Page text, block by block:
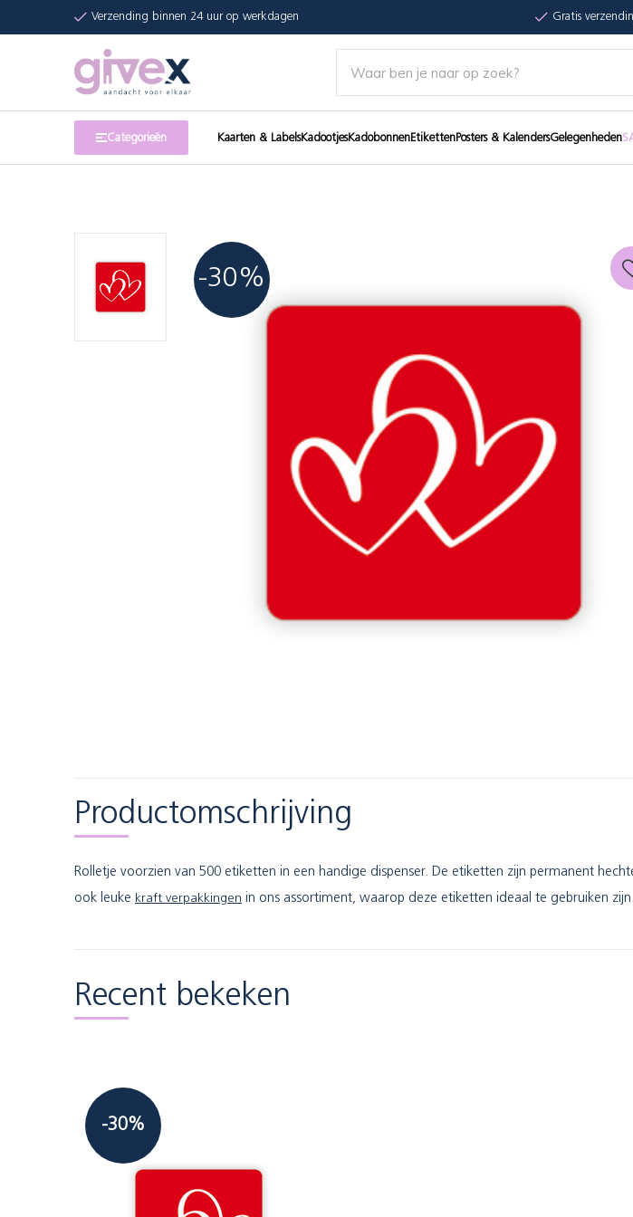
Verzending binnen 24 uur op werkdagen Gratis
Categorieën Kaarten & LabelsKadootjesKadobonnenEtikettenPosters & KalendersGelegenheden
-30%
Productomschrijving
Rolletje voorzien van 500 etiketten in een handige dispenser. De etiketten zijn permanent
ook leuke kraft verpakkingen in ons assortiment, waarop deze etiketten ideaal te gebruiken
Recent bekeken
-30%